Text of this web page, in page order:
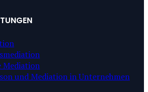
und Mediation in Unternehmen